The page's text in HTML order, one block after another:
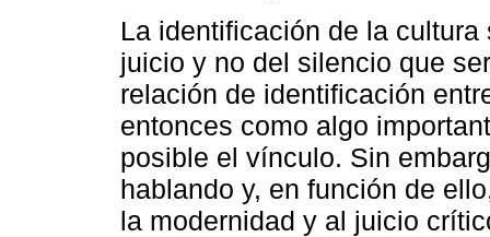
La identificación de la
juicio y no del silencio que
relación de identificación
entonces como algo
posible el vínculo. Sin
hablando y, en función de
la modernidad y al juicio